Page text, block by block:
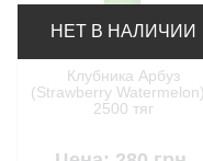
НЕТ В НАЛИЧИИ
Клубника Арбуз
(Strawberry
2500 тяг